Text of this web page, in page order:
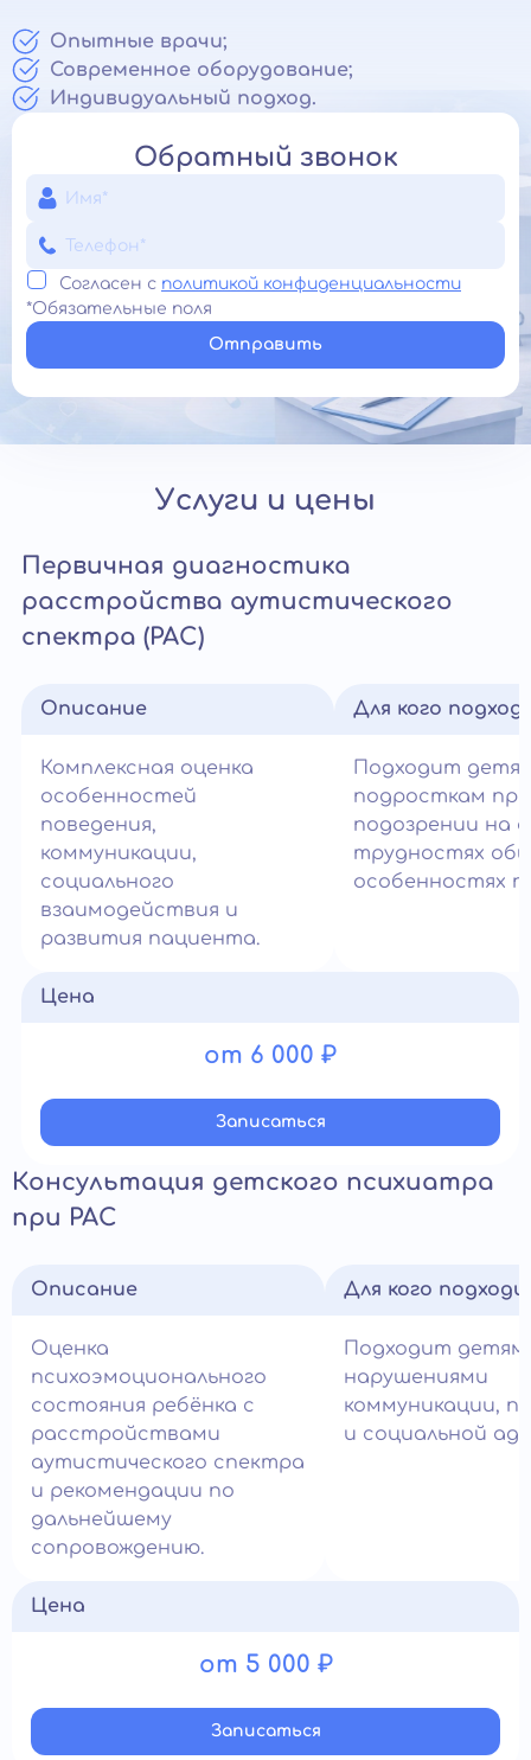
Опытные врачи;
Современное оборудование;
Индивидуальный подход.
Обратный звонок
Согласен с политикой конфиденциальности
*Обязательные поля
Отправить
Услуги и цены
Первичная диагностика
расстройства аутистического
спектра (РАС)
Описание
Комплексная оценка
особенностей
поведения,
коммуникации,
социального
взаимодействия и
развития пациента.
Для кого
Подходит
подросткам при
подозрении на
трудностях
особенностях
Цена
от 6 000 ₽
Записатьcя
Консультация детского психиатра
при РАС
Описание
Оценка
психоэмоционального
состояния ребёнка с
расстройствами
аутистического спектра
и рекомендации по
дальнейшему
сопровождению.
Для кого
Подходит детям
нарушениями
коммуникации,
и социальной
Цена
от 5 000 ₽
Записатьcя